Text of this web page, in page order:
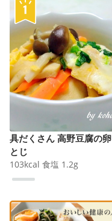
具だくさん 高野豆腐の卵
とじ
103kcal 食塩 1.2g